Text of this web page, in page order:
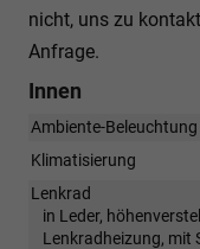
nicht, uns zu
Anfrage.
Innen
Ambiente-Beleuchtung
Klimatisierung
Lenkrad
in Leder,
Lenkradheizung, mit